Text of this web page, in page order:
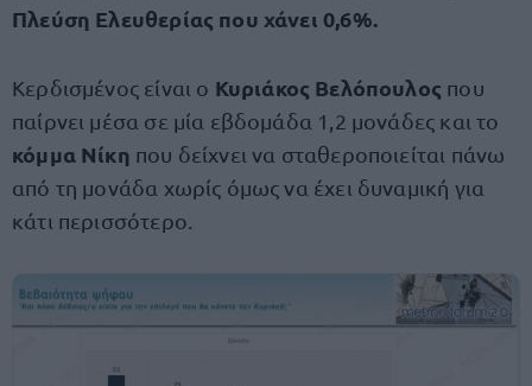
Πλεύση Ελευθερίας που χάνει 0,6%.
Κερδισμένος είναι ο Κυριάκος Βελόπουλος που
παίρνει μέσα σε μία εβδομάδα 1,2 μονάδες και το
κόμμα Νίκη που δείχνει να σταθεροποιείται πάνω
από τη μονάδα χωρίς όμως να έχει δυναμική για
κάτι περισσότερο.